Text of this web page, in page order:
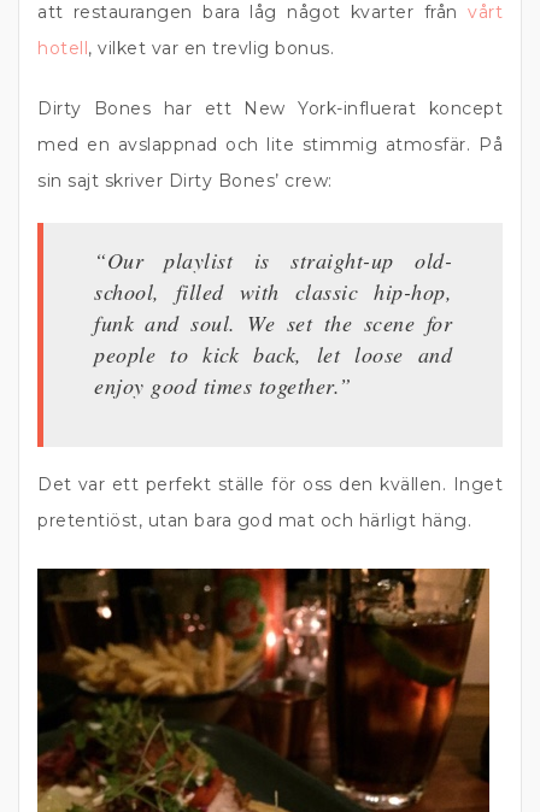
att restaurangen bara låg något kvarter från vårt
hotell, vilket var en trevlig bonus.
Dirty Bones har ett New York-influerat koncept
med en avslappnad och lite stimmig atmosfär. På
sin sajt skriver Dirty Bones’ crew:
“Our playlist is straight-up old-
school, filled with classic hip-hop,
funk and soul. We set the scene for
people to kick back, let loose and
enjoy good times together.”
Det var ett perfekt ställe för oss den kvällen. Inget
pretentiöst, utan bara god mat och härligt häng.